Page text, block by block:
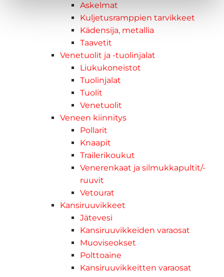
Askelmat
Kuljetusramppien tarvikkeet
Kädensija, metallia
Taavetit
Venetuolit ja -tuolinjalat
Liukukoneistot
Tuolinjalat
Tuolit
Venetuolit
Veneen kiinnitys
Pollarit
Knaapit
Trailerikoukut
Venerenkaat ja silmukkapultit/-
ruuvit
Vetourat
Kansiruuvikkeet
Jätevesi
Kansiruuvikkeiden varaosat
Muoviseokset
Polttoaine
Kansiruuvikkeitten varaosat